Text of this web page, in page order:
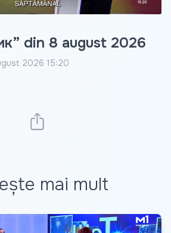
din 8 august 2026
2026 15:20
mai mult